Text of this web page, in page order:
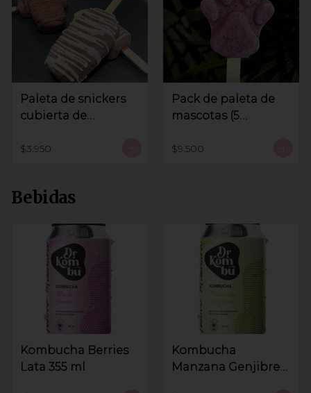
Paleta de snickers
cubierta de
$3.950
Pack de paleta de
mascotas (5
$9.500
Bebidas
Kombucha Berries
Lata 355 ml
Kombucha
Manzana Genjibre